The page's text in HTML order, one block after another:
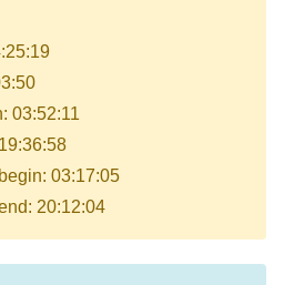
03:52:11
03:17:05
20:12:04